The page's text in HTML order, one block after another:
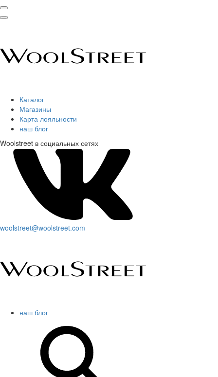
Каталог
Магазины
Карта лояльности
наш блог
Woolstreet в социальных сетях
woolstreet@woolstreet.com
наш блог